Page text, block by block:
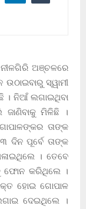
ଅଞ୍ଚଳରେ
ସ୍ୱାମୀ
। ନିଆଁ ଲଗାଇଥିବା
ଜାଣିବାକୁ ମିଳିଛି ।
ତାଙ୍କ
ଦିନ ପୂର୍ବେ ତାଙ୍କ
। ତେବେ
ଫୋନ କରିଥିଲେ ।
ହୋଇ ଗୋପାଳ
ଦେଇଥିଲେ ।